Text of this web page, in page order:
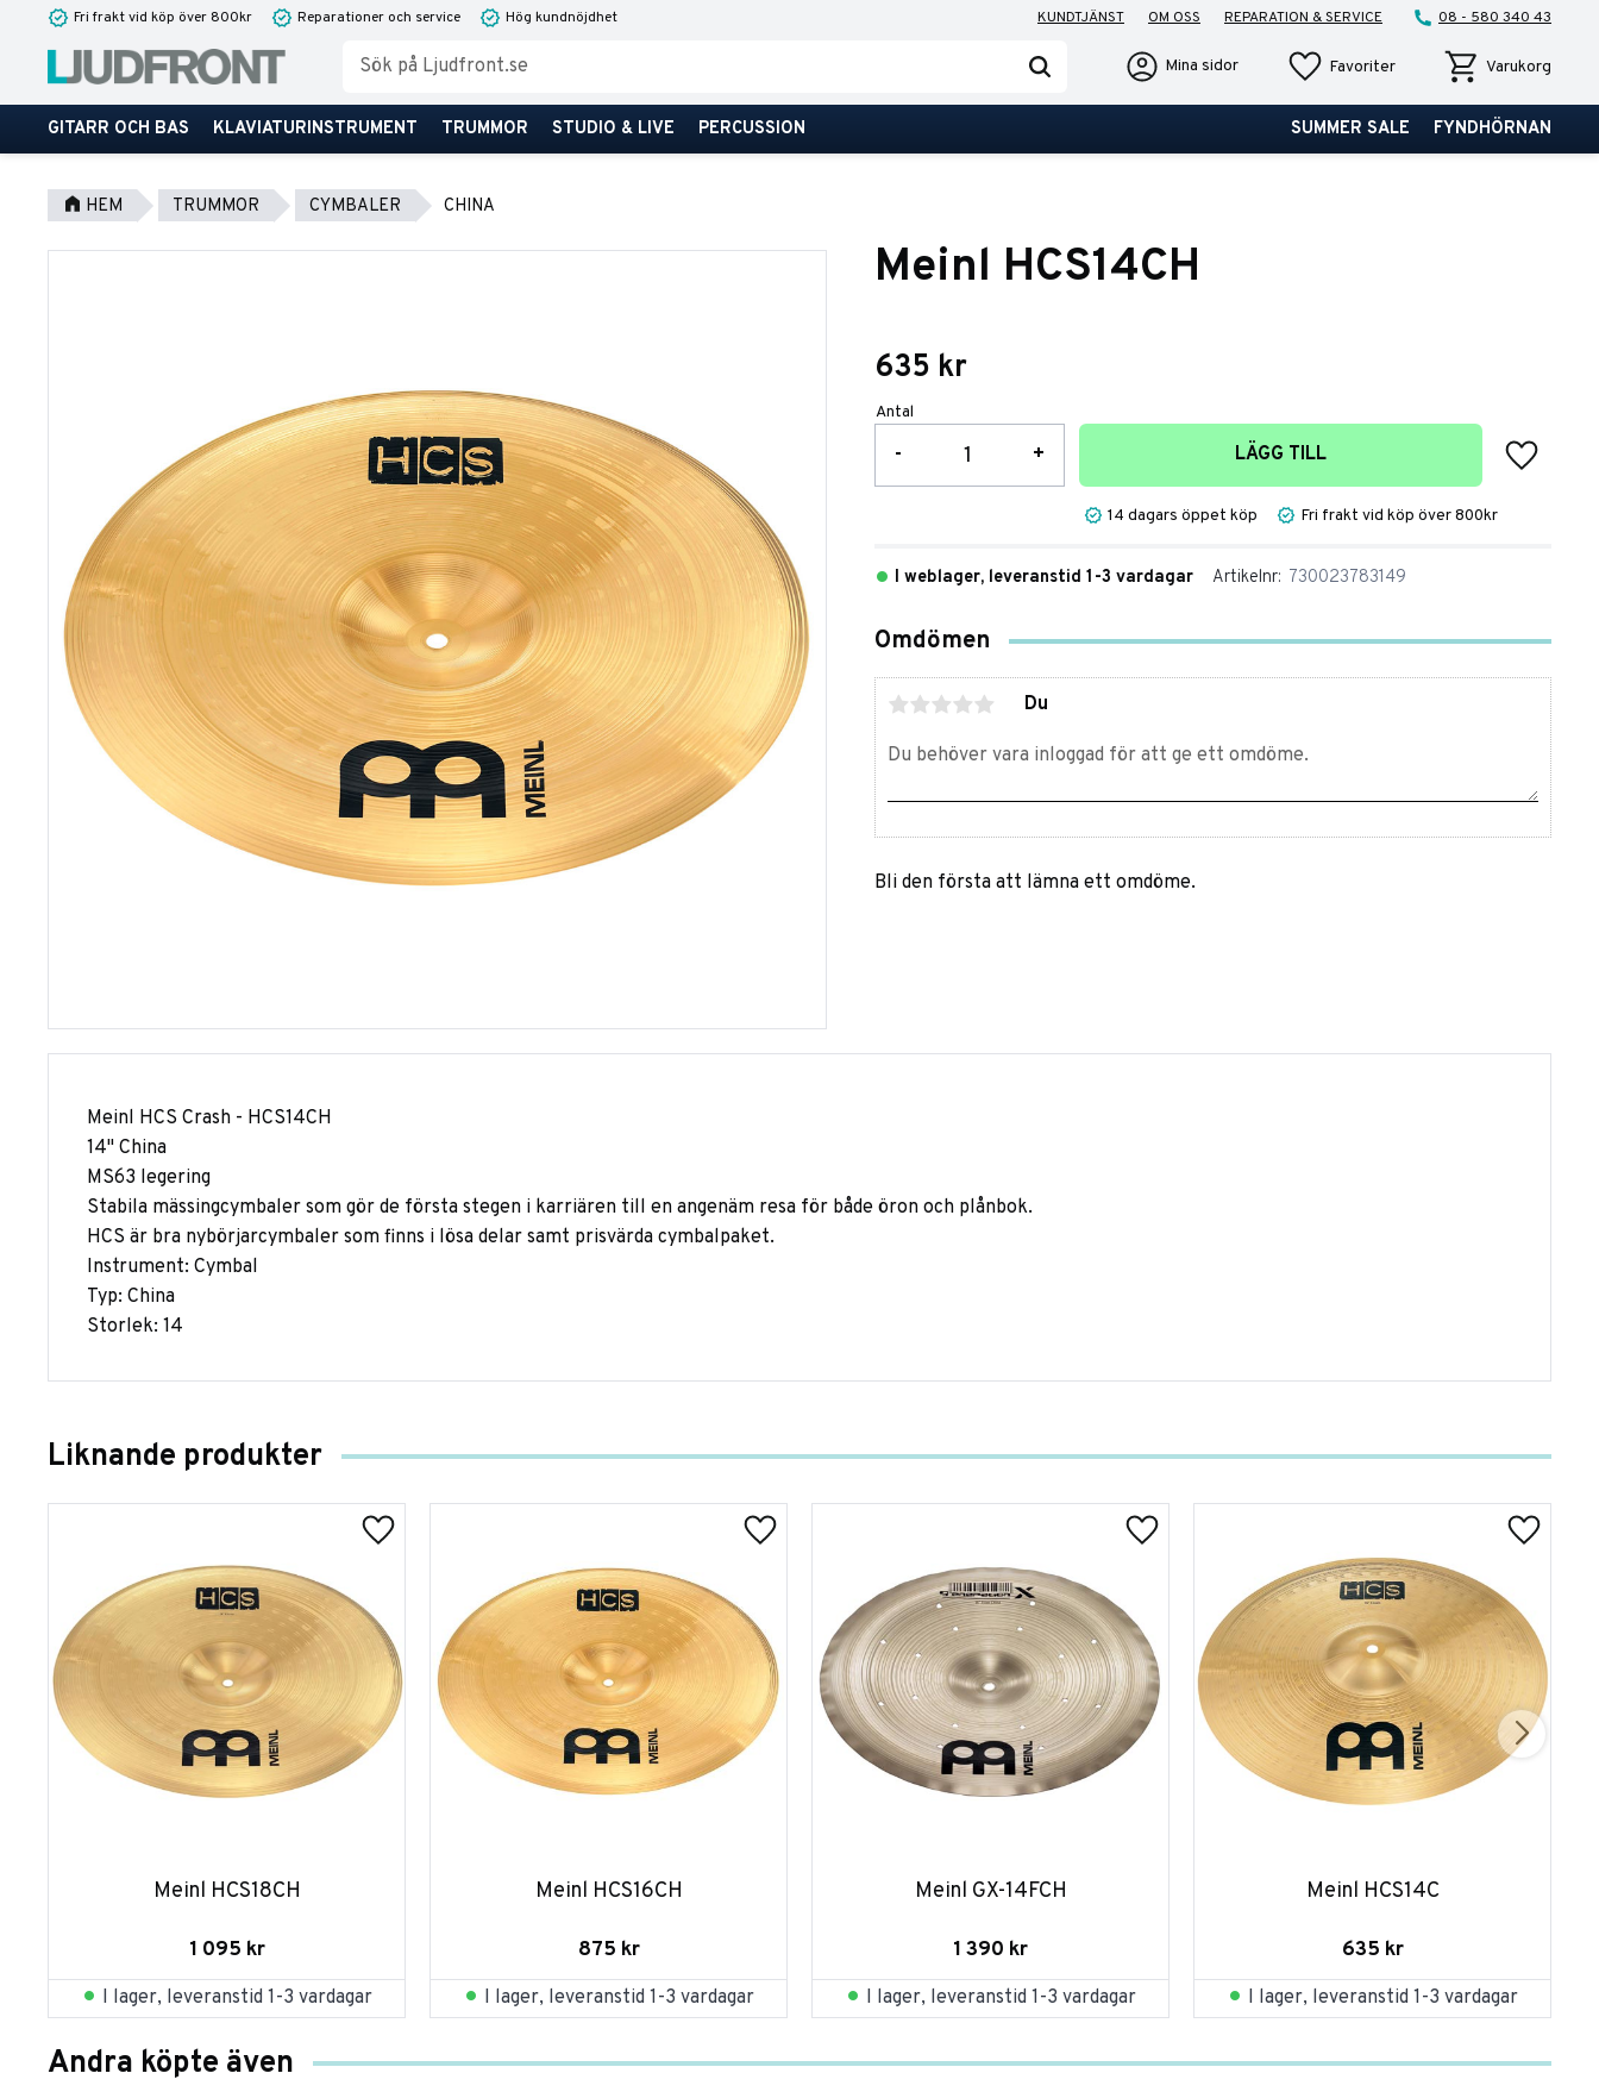
Fri frakt vid köp över 800kr Reparationer och service Hög kundnöjdhet KUNDTJÄNST OM OSS REPARATION & SERVICE 08 - 580 340 43
Mina sidor FavoriterFavoriter KundvagnVarukorg
GITARR OCH BAS KLAVIATURINSTRUMENT TRUMMOR STUDIO & LIVE PERCUSSION SUMMER SALE FYNDHÖRNAN
HEM TRUMMOR CYMBALER CHINA
Meinl HCS14CH
635 kr
Antal
+
- LÄGG TILL
Lägg till
14 dagars öppet köp Fri frakt vid köp över 800kr
I weblager, leveranstid 1-3 vardagar Artikelnr 730023783149
Omdömen
Du
Bli den första att lämna ett omdöme.
Meinl HCS Crash - HCS14CH
14" China
MS63 legering
Stabila mässingcymbaler som gör de första stegen i karriären till en angenäm resa för både öron och plånbok.
HCS är bra nybörjarcymbaler som finns i lösa delar samt prisvärda cymbalpaket.
Instrument: Cymbal
Typ: China
Storlek: 14
Liknande produkter
Meinl HCS18CH
1 095 kr
I lager, leveranstid 1-3 vardagar
Meinl HCS16CH
875 kr
I lager, leveranstid 1-3 vardagar
Meinl GX-14FCH
1 390 kr
I lager, leveranstid 1-3 vardagar
Meinl HCS14C
635 kr
I lager, leveranstid 1-3 vardagar
Andra köpte även